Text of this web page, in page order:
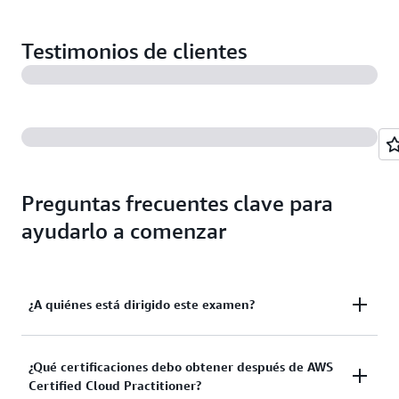
Testimonios de clientes
Preguntas frecuentes clave para
ayudarlo a comenzar
¿A quiénes está dirigido este examen?
El examen está diseñado para candidatos no
familiarizados con la nube que puede que no tengan
¿Qué certificaciones debo obtener después de AWS
Certified Cloud Practitioner?